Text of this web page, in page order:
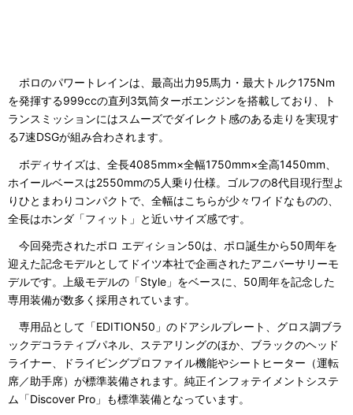
ポロのパワートレインは、最高出力95馬力・最大トルク175Nm
を発揮する999ccの直列3気筒ターボエンジンを搭載しており、ト
ランスミッションにはスムーズでダイレクト感のある走りを実現す
る7速DSGが組み合わされます。
ボディサイズは、全長4085mm×全幅1750mm×全高1450mm、
ホイールベースは2550mmの5人乗り仕様。ゴルフの8代目現行型よ
りひとまわりコンパクトで、全幅はこちらが少々ワイドなものの、
全長はホンダ「フィット」と近いサイズ感です。
今回発売されたポロ エディション50は、ポロ誕生から50周年を
迎えた記念モデルとしてドイツ本社で企画されたアニバーサリーモ
デルです。上級モデルの「Style」をベースに、50周年を記念した
専用装備が数多く採用されています。
専用品として「EDITION50」のドアシルプレート、グロス調ブラ
ックデコラティブパネル、ステアリングのほか、ブラックのヘッド
ライナー、ドライビングプロファイル機能やシートヒーター（運転
席／助手席）が標準装備されます。純正インフォテイメントシステ
ム「Discover Pro」も標準装備となっています。